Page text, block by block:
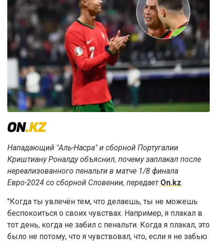
Нападающий "Аль-Насра" и сборной Португалии
Криштиану Роналду объяснил, почему заплакал после
нереализованного пенальти в матче 1/8 финала
Евро-2024 со сборной Словении, передает On.kz.
"Когда ты увлечён тем, что делаешь, ты не можешь
беспокоиться о своих чувствах. Например, я плакал в
тот день, когда не забил с пенальти. Когда я плакал, это
было не потому, что я чувствовал, что, если я не забью